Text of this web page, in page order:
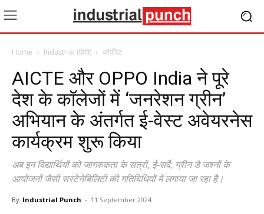
Home Industrial (हिंदी) कॉर्पोरेट
AICTE और OPPO India ने पूरे
देश के कॉलेजों में ‘जनरेशन ग्रीन’
अभियान के अंतर्गत ई-वेस्ट अवेयरनेस
कार्यक्रम शुरू किया
अब इन विद्यार्थियों को जागरुकता के सत्रों, ई-सर्वे, ग्रीन डे जश्नों के
आयोजनों जैसी सस्टेनेबिलिटी की गतिविधियों में लगाया जा रहा है।
By Industrial Punch - 11 September 2024